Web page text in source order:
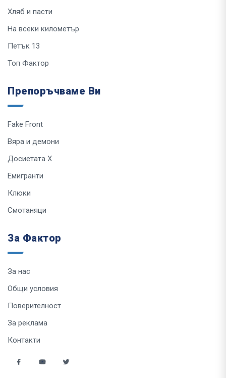
Хляб и пасти
На всеки километър
Петък 13
Топ Фактор
Препоръчваме Ви
Fake Front
Вяра и демони
Досиетата Х
Емигранти
Клюки
Смотаняци
За Фактор
За нас
Общи условия
Поверителност
За реклама
Контакти